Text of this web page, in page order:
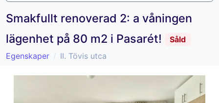
Smakfullt renoverad 2: a våningen
lägenhet på 80 m2 i Pasarét!
Såld
Egenskaper
II. Tövis utca